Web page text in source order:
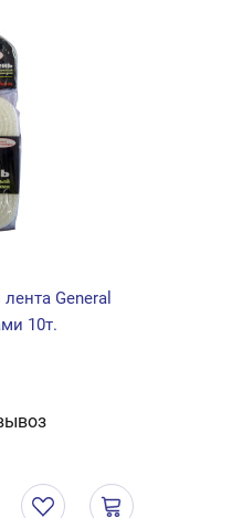
General
10т.